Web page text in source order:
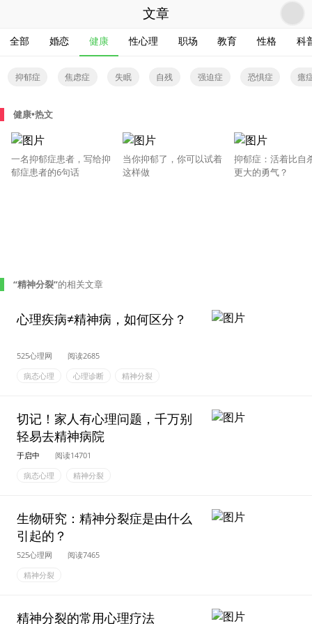
文章
全部 婚恋 健康 性心理 职场 教育 性格 科
抑郁症 焦虑症 失眠 自残 强迫症 恐惧症 癔
幻听
健康•热文
一名抑郁症患者，写给抑
郁症患者的6句话
当你抑郁了，你可以试着
这样做
抑郁症：活着比自
更大的勇气？
“精神分裂”的相关文章
心理疾病≠精神病，如何区分？
525心理网
阅读2685
病态心理
心理诊断 精神分裂
切记！家人有心理问题，千万别
轻易去精神病院
于启中
阅读14701
病态心理
精神分裂
生物研究：精神分裂症是由什么
引起的？
525心理网
阅读7465
精神分裂
精神分裂的常用心理疗法